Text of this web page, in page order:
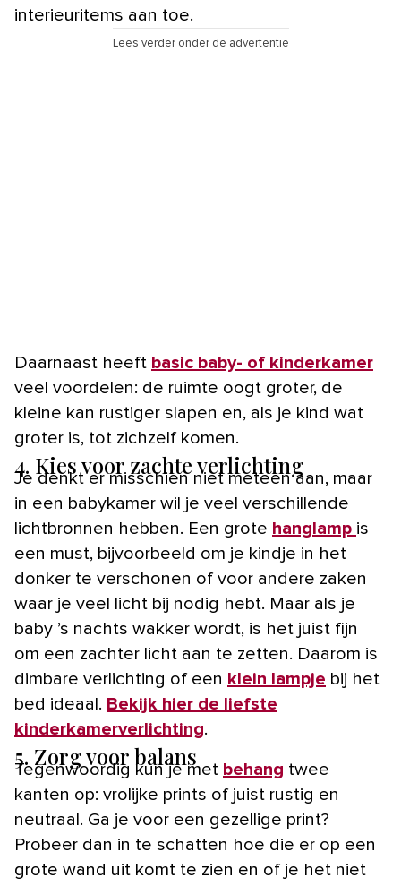
interieuritems aan toe.
Lees verder onder de advertentie
Daarnaast heeft basic baby- of kinderkamer
veel voordelen: de ruimte oogt groter, de
kleine kan rustiger slapen en, als je kind wat
groter is, tot zichzelf komen.
4. Kies voor zachte verlichting
Je denkt er misschien niet meteen aan, maar
in een babykamer wil je veel verschillende
lichtbronnen hebben. Een grote hanglamp is
een must, bijvoorbeeld om je kindje in het
donker te verschonen of voor andere zaken
waar je veel licht bij nodig hebt. Maar als je
baby ’s nachts wakker wordt, is het juist fijn
om een zachter licht aan te zetten. Daarom is
dimbare verlichting of een klein lampje bij het
bed ideaal. Bekijk hier de liefste
kinderkamerverlichting.
5. Zorg voor balans
Tegenwoordig kun je met behang twee
kanten op: vrolijke prints of juist rustig en
neutraal. Ga je voor een gezellige print?
Probeer dan in te schatten hoe die er op een
grote wand uit komt te zien en of je het niet